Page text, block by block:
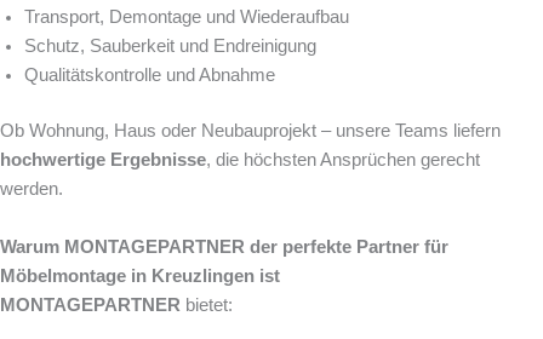
Transport, Demontage und Wiederaufbau
Schutz, Sauberkeit und Endreinigung
Qualitätskontrolle und Abnahme
Ob Wohnung, Haus oder Neubauprojekt – unsere Teams liefern
hochwertige Ergebnisse, die höchsten Ansprüchen gerecht
werden.
Warum MONTAGEPARTNER der perfekte Partner für
Möbelmontage in Kreuzlingen ist
MONTAGEPARTNER bietet: